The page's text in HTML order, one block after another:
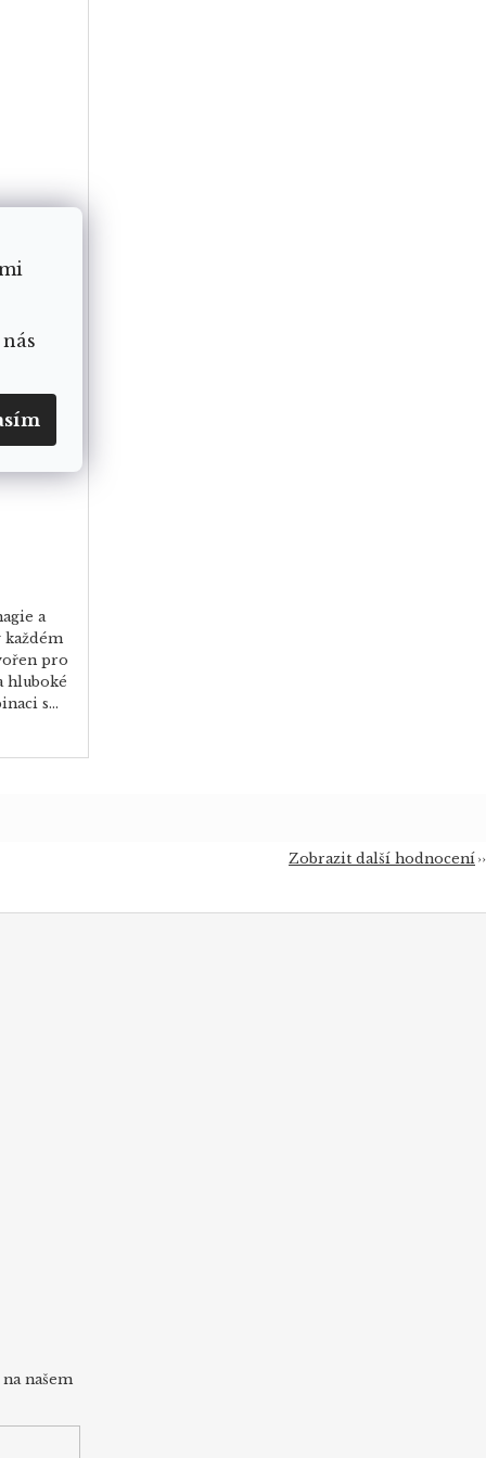
a
pro
hluboké
s...
Zobrazit další hodnocení
našem